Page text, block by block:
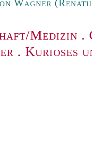
Wagner
Medizin .
. Kurioses